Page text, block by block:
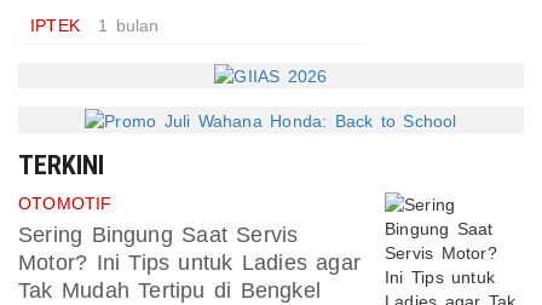
IPTEK 1 bulan
TERKINI
OTOMOTIF
Sering Bingung Saat Servis
Motor? Ini Tips untuk Ladies agar
Tak Mudah Tertipu di Bengkel